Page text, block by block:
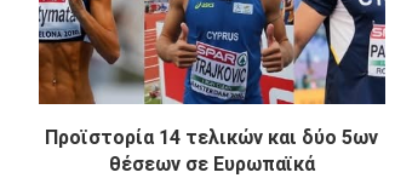
Προϊστορία 14 τελικών και δύο 5ων
θέσεων σε Ευρωπαϊκά